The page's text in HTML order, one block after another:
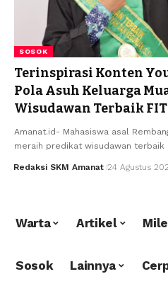
SOSOK
Terinspirasi Konten
Pola Asuh Keluarga
Wisudawan Terbaik
Amanat.id- Mahasiswa asal
meraih predikat wisudawan terbaik
Redaksi SKM Amanat 24 Agustus
Warta Artikel
Sosok Lainnya